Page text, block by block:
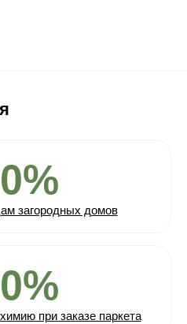
загородных домов
при заказе паркета